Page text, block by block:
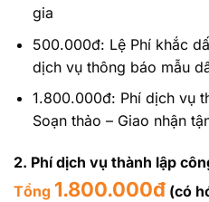
gia
500.000đ: Lệ Phí khắc
dịch vụ thông báo mẫu
1.800.000đ: Phí dịch vụ
Soạn thảo – Giao nhận
2. Phí dịch vụ thành lập
Tổng 1.800.000đ (có